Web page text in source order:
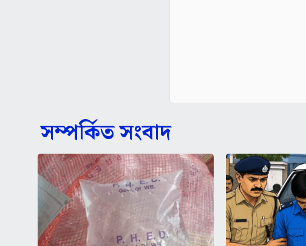
সম্পর্কিত সংবাদ